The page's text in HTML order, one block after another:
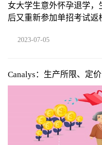
女大学生意外怀孕退学，
后又重新参加单招考试返
2023-07-05
Canalys：生产所限、定
(AAPL.US)Vision Pro系